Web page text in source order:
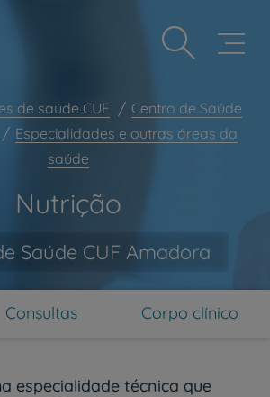
e bem-estar
da Saúde
acompanhantes
de saúde CUF
Centro de Saúde
Especialidades e outras áreas da
saúde
Nutrição
Saúde CUF Amadora
Consultas Corpo clínico
especialidade técnica que